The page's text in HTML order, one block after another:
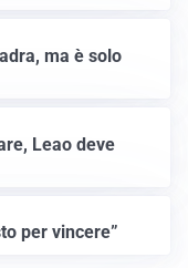
ma è solo
Leao deve
per vincere”